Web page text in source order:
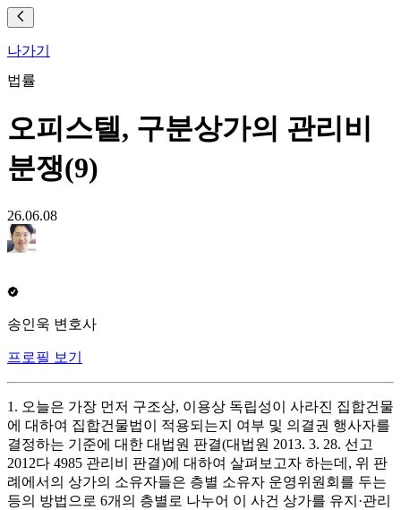
나가기
법률
오피스텔, 구분상가의 관리비
분쟁(9)
26.06.08
송인욱 변호사
프로필 보기
1. 오늘은 가장 먼저 구조상, 이용상 독립성이 사라진 집합건물
에 대하여 집합건물법이 적용되는지 여부 및 의결권 행사자를
결정하는 기준에 대한 대법원 판결(대법원 2013. 3. 28. 선고
2012다 4985 관리비 판결)에 대하여 살펴보고자 하는데, 위 판
례에서의 상가의 소유자들은 층별 소유자 운영위원회를 두는
등의 방법으로 6개의 층별로 나누어 이 사건 상가를 유지·관리